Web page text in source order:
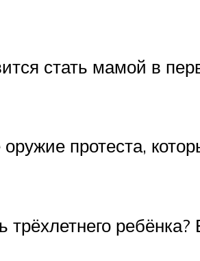
стать мамой в
протеста,
ребёнка?